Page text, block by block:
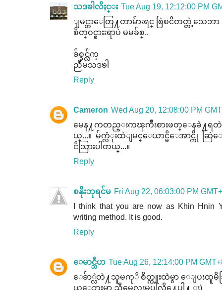
သဒၶါလိႈင္း Tue Aug 19, 12:12:00 PM
ျမင္တာေတြ႔တာမ်ားရင္ စြဲၿငိတတ္တဲ့သ
စိတ္ဝင္စားးရာပဲ မမခ်စ္..
ခ်စ္ခင္လ်က္
ညီမသဒၶါ
Reply
Cameron Wed Aug 20, 12:08:00 PM
မေန႔ကတည္းကၾကိဳးစားဖတ္ေနခဲ႔ရတဲ႔
ယ္...။ မ်က္လံုးထဲျမင္ေယာင္မိေအာင္ကို ဆြဲ
ငိသြားပါတယ္...။
Reply
စနိုးဘုရင်မ Fri Aug 22, 06:03:00 PM
I think that you are now as Khin Hnin
writing method. It is good.
Reply
ေမာင္သီဟ Tue Aug 26, 12:14:00 PM
ေခ်ာ္လဲတဲ႔သူမကုိ စိတ္ကူးထဲမွာ ေျပးထူ
ယ္ေဘးမွာ ညီမေလးမပါလို႔ေပါ႔ း)